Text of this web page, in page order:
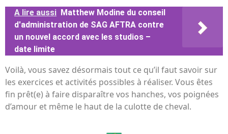
A lire aussi Matthew Modine du conseil
d'administration de SAG AFTRA contre
un nouvel accord avec les studios –
date limite
Voilà, vous savez désormais tout ce qu’il faut savoir sur
les exercices et activités possibles à réaliser. Vous êtes
fin prêt(e) à faire disparaître vos hanches, vos poignées
d’amour et même le haut de la culotte de cheval.